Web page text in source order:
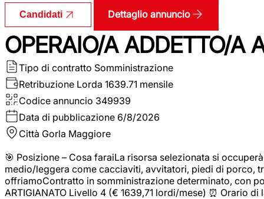
Candidati Dettaglio annuncio
OPERAIO/A ADDETTO/A
Tipo di contratto Somministrazione
Retribuzione Lorda 1639.71 mensile
Codice annuncio 349939
Data di pubblicazione 6/8/2026
Città Gorla Maggiore
🎯 Posizione – Cosa faraiLa risorsa selezionata si
medio/leggera come cacciaviti, avvitatori, piedi di porco,
offriamoContratto in somministrazione determinato, con
ARTIGIANATO Livello 4 (€ 1639,71 lordi/mese) ⏰ Orario